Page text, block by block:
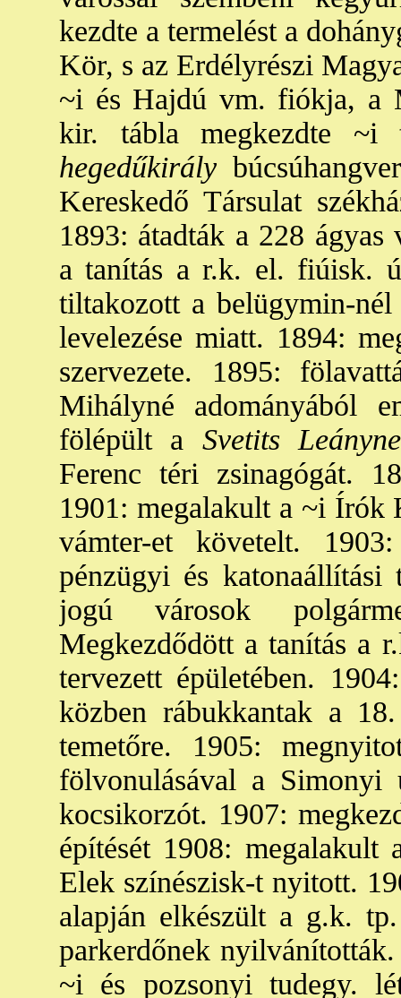
kezdte a termelést a
Kör, s az Erdélyrészi
~i és Hajdú vm. fiókja, a
kir. tábla megkezdte ~i
hegedűkirály
Kereskedő Társulat
1893: átadták a 228
a tanítás a r.k. el. fiúisk.
tiltakozott a belügymin-
levelezése miatt. 1894:
szervezete. 1895:
Mihályné adományából
fölépült a Svetits
Ferenc téri zsinagógát.
1901: megalakult a ~i Írók
vámter-et követelt.
pénzügyi és
jogú városok
Megkezdődött a tanítás a
tervezett épületében.
közben rábukkantak a
temetőre. 1905:
fölvonulásával a Simonyi
kocsikorzót. 1907:
építését 1908:
Elek színészisk-t nyitott.
alapján elkészült a g.k.
parkerdőnek
~i és pozsonyi tudegy.